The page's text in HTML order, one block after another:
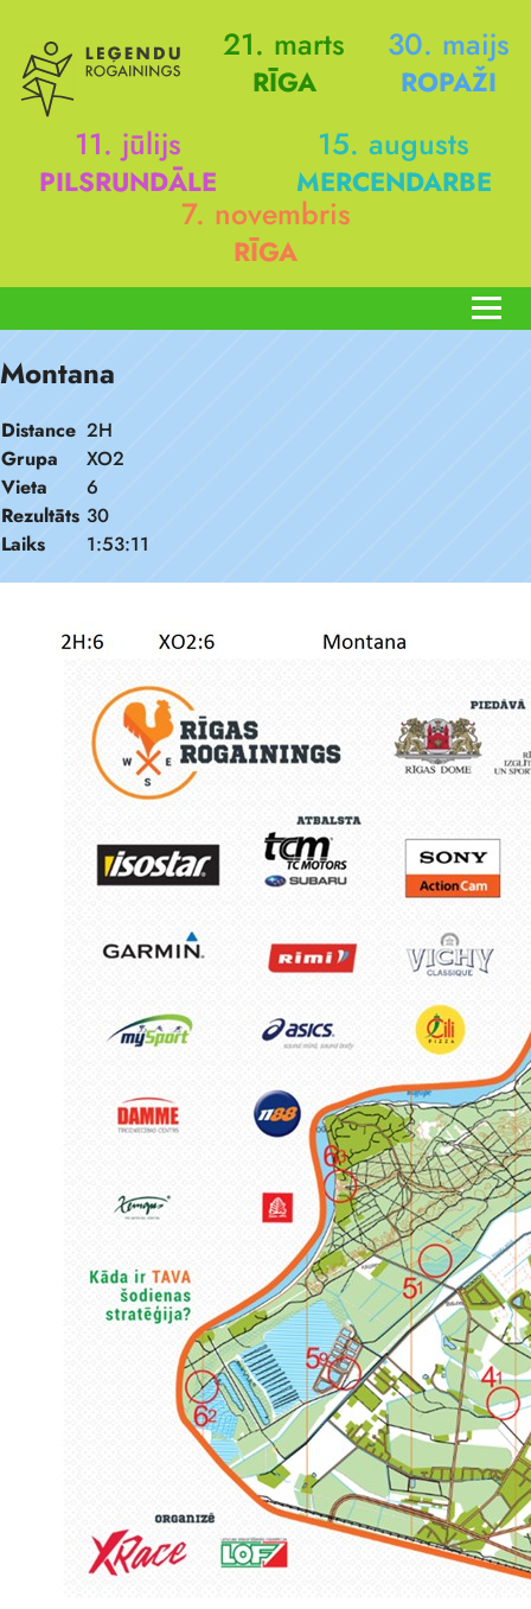
21. marts
RĪGA
30. maijs
ROPAŽI
11. jūlijs
PILSRUNDĀLE
15. augusts
MERCENDARBE
7. novembris
RĪGA
Montana
Distance 2H
Grupa
XO2
Vieta
6
Rezultāts 30
Laiks
1:53:11